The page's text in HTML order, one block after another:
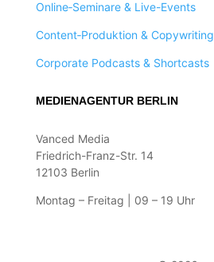
Online‑Seminare & Live-Events
Content‑Produktion & Copywriting
Corporate Podcasts & Shortcasts
MEDIENAGENTUR BERLIN
Vanced Media
Friedrich-Franz-Str. 14
12103 Berlin
Montag – Freitag | 09 – 19 Uhr